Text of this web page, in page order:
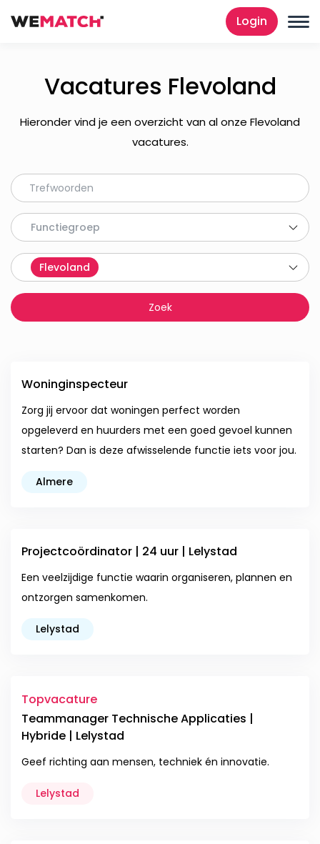
Login
Vacatures Flevoland
Hieronder vind je een overzicht van al onze Flevoland
vacatures.
Functiegroep
Flevoland
Woninginspecteur
Zorg jij ervoor dat woningen perfect worden
opgeleverd en huurders met een goed gevoel kunnen
starten? Dan is deze afwisselende functie iets voor jou.
Almere
Projectcoördinator | 24 uur | Lelystad
Een veelzijdige functie waarin organiseren, plannen en
ontzorgen samenkomen.
Lelystad
Topvacature
Teammanager Technische Applicaties |
Hybride | Lelystad
Geef richting aan mensen, techniek én innovatie.
Lelystad